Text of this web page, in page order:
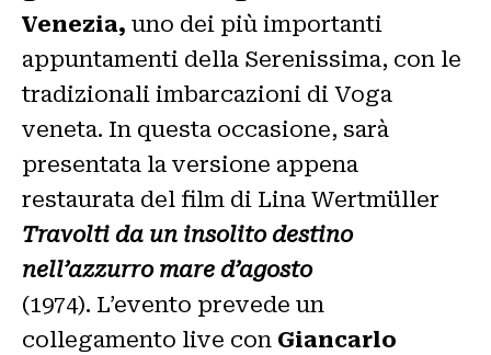
Venezia, uno dei più importanti
appuntamenti della Serenissima, con le
tradizionali imbarcazioni di Voga
veneta. In questa occasione, sarà
presentata la versione appena
restaurata del film di Lina Wertmüller
Travolti da un insolito destino
nell’azzurro mare d’agosto
(1974). L’evento prevede un
collegamento live con Giancarlo